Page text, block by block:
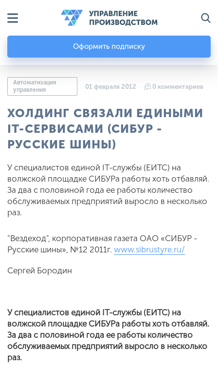
Оформить подписку
Автоматизация
управления
01 февраля 2012 0 комментариев
ХОЛДИНГ СВЯЗАЛИ ЕДИНЫМИ
IT-СЕРВИСАМИ (СИБУР -
РУССКИЕ ШИНЫ)
У специалистов единой IT-службы (ЕИТС) на
волжской площадке СИБУРа работы хоть отбавляй.
За два с половиной года ее работы количество
обслуживаемых предприятий выросло в несколько
раз.
"Вездеход", корпоративная газета ОАО «СИБУР -
Русские шины», №12 2011г. www.sibrustyre.ru/
Сергей Бородин
У специалистов единой IT-службы (ЕИТС) на
волжской площадке СИБУРа работы хоть отбавляй.
За два с половиной года ее работы количество
обслуживаемых предприятий выросло в несколько
раз.